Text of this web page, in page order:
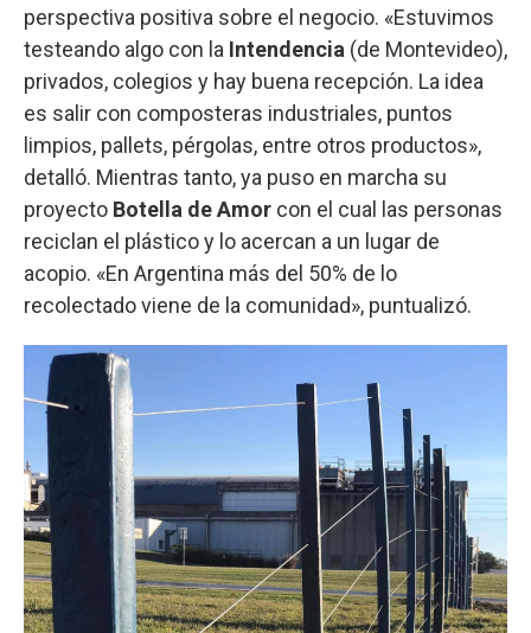
perspectiva positiva sobre el negocio. «Estuvimos
testeando algo con la Intendencia (de Montevideo),
privados, colegios y hay buena recepción. La idea
es salir con composteras industriales, puntos
limpios, pallets, pérgolas, entre otros productos»,
detalló. Mientras tanto, ya puso en marcha su
proyecto Botella de Amor con el cual las personas
reciclan el plástico y lo acercan a un lugar de
acopio. «En Argentina más del 50% de lo
recolectado viene de la comunidad», puntualizó.